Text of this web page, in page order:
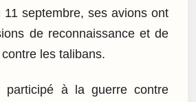
11 septembre, ses avions ont
de reconnaissance et de
les talibans.
participé à la guerre contre